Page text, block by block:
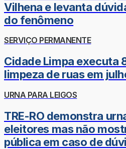
Vilhena e levanta
do fenômeno
SERVIÇO PERMANENTE
Cidade Limpa executa
limpeza de ruas em
URNA PARA LEIGOS
TRE-RO demonstra
eleitores mas não
pública em caso de